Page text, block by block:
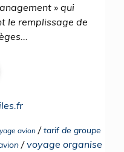
» qui
le remplissage de
avion /tarif de groupe
/voyage organise